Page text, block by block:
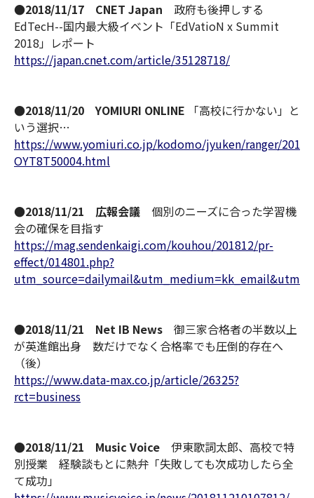
●2018/11/17 CNET Japan 政府も後押しする
EdTecH--国内最大級イベント「EdVatioN x Summit
2018」レポート
https://japan.cnet.com/article/35128718/
●2018/11/20 YOMIURI ONLINE 「高校に行かない」と
いう選択…
https://www.yomiuri.co.jp/kodomo/jyuken/ranger/
OYT8T50004.html
●2018/11/21 広報会議 個別のニーズに合った学習機
会の確保を目指す
https://mag.sendenkaigi.com/kouhou/201812/pr-
effect/014801.php?
●2018/11/21 Net IB News 御三家合格者の半数以上
が英進館出身 数だけでなく合格率でも圧倒的存在へ
（後）
https://www.data-max.co.jp/article/26325?
rct=business
●2018/11/21 Music Voice 伊東歌詞太郎、高校で特
別授業 経験談もとに熱弁「失敗しても次成功したら全
て成功」